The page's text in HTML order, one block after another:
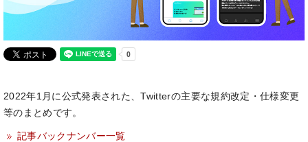
2022年1月に公式発表された、Twitterの主要な規約改定・仕様変更
等のまとめです。
記事バックナンバー一覧